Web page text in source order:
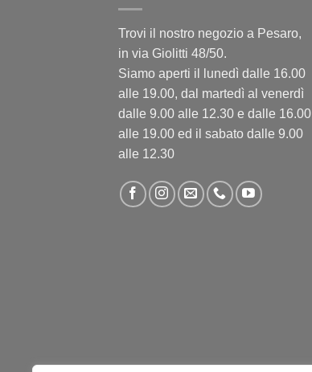
Trovi il nostro negozio a Pesaro,
in via Giolitti 48/50.
Siamo aperti il lunedì dalle 16.00
alle 19.00, dal martedì al venerdì
dalle 9.00 alle 12.30 e dalle 16.00
alle 19.00 ed il sabato dalle 9.00
alle 12.30